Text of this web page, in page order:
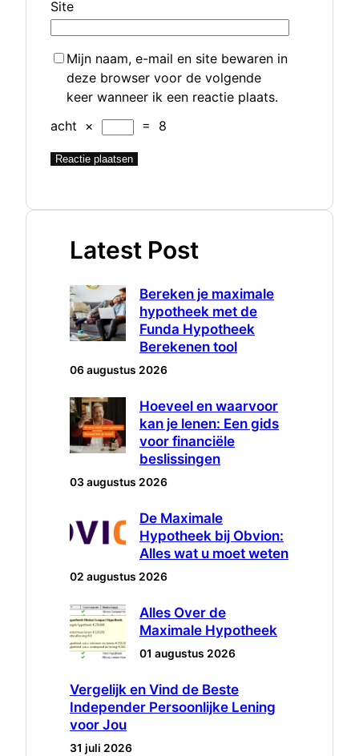
Site
Mijn naam, e-mail en site bewaren in
deze browser voor de volgende
keer wanneer ik een reactie plaats.
acht × = 8
Latest Post
Bereken je maximale
hypotheek met de
Funda Hypotheek
Berekenen tool
06 augustus 2026
Hoeveel en waarvoor
kan je lenen: Een gids
voor financiële
beslissingen
03 augustus 2026
De Maximale
Hypotheek bij Obvion:
Alles wat u moet weten
02 augustus 2026
Alles Over de
Maximale Hypotheek
01 augustus 2026
Vergelijk en Vind de Beste
Independer Persoonlijke Lening
voor Jou
31 juli 2026